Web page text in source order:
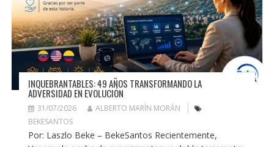
INQUEBRANTABLES: 49 AÑOS TRANSFORMANDO LA
ADVERSIDAD EN EVOLUCIÓN
31/07/2026
ALBERTO MARÍN MORÁN
BEKESANTOS
Por: Laszlo Beke – BekeSantos Recientemente,